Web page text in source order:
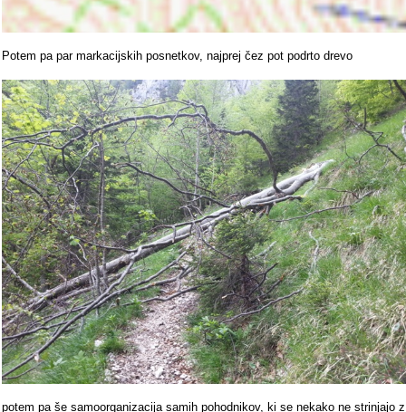
Potem pa par markacijskih posnetkov, najprej čez pot podrto drevo
potem pa še samoorganizacija samih pohodnikov, ki se nekako ne strinjajo z